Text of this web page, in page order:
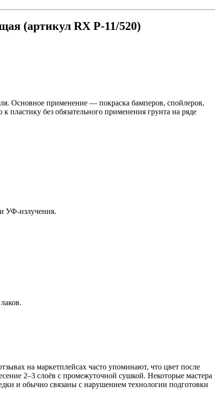
(артикул RX P-11/520)
Основное применение — покраска бамперов, спойлеров,
без обязательного применения грунта на ряде
УФ-излучения.
на маркетплейсах часто упоминают, что цвет после
2–3 слоёв с промежуточной сушкой. Некоторые мастера
и обычно связаны с нарушением технологии подготовки